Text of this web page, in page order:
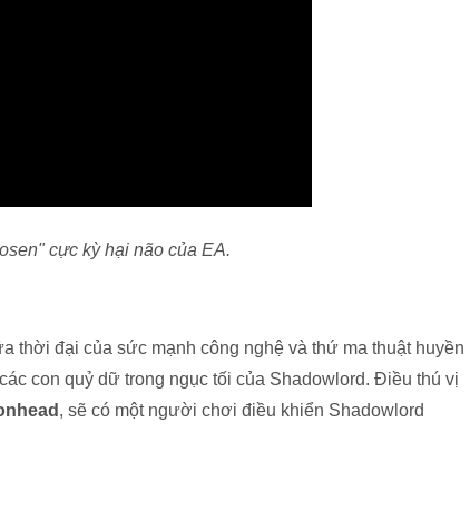
cực kỳ hại não của EA.
thời đại của sức mạnh công nghệ và thứ ma thuật huyền
con quỷ dữ trong ngục tối của Shadowlord. Điều thú vị
, sẽ có một người chơi điều khiển Shadowlord